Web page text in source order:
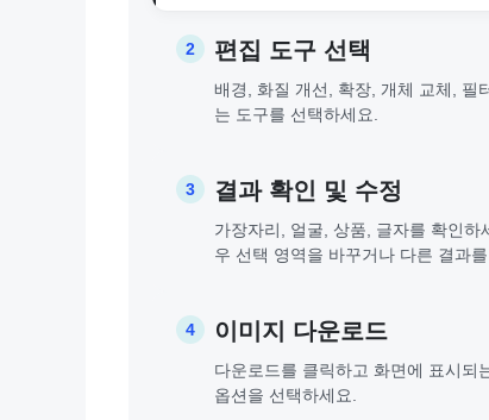
2 편집 도구 선택
배경, 화질 개선, 확장, 개체 교체, 필
는 도구를 선택하세요.
3 결과 확인 및 수정
가장자리, 얼굴, 상품, 글자를 확인하
우 선택 영역을 바꾸거나 다른 결과
4 이미지 다운로드
다운로드를 클릭하고 화면에 표시되
옵션을 선택하세요.